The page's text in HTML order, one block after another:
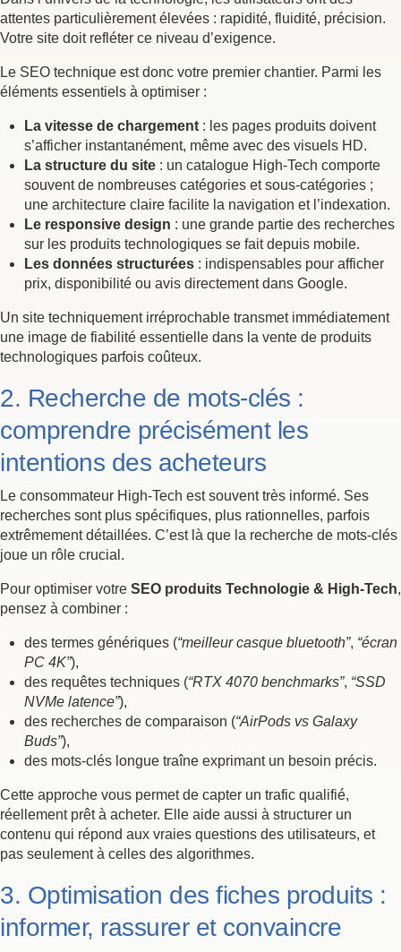
attentes particulièrement élevées : rapidité, fluidité, précision.
Votre site doit refléter ce niveau d’exigence.
Le SEO technique est donc votre premier chantier. Parmi les
éléments essentiels à optimiser :
La vitesse de chargement : les pages produits doivent
s’afficher instantanément, même avec des visuels HD.
La structure du site : un catalogue High-Tech comporte
souvent de nombreuses catégories et sous-catégories ;
une architecture claire facilite la navigation et l’indexation.
Le responsive design : une grande partie des recherches
sur les produits technologiques se fait depuis mobile.
Les données structurées : indispensables pour afficher
prix, disponibilité ou avis directement dans Google.
Un site techniquement irréprochable transmet immédiatement
une image de fiabilité essentielle dans la vente de produits
technologiques parfois coûteux.
2. Recherche de mots-clés :
comprendre précisément les
intentions des acheteurs
Le consommateur High-Tech est souvent très informé. Ses
recherches sont plus spécifiques, plus rationnelles, parfois
extrêmement détaillées. C’est là que la recherche de mots-clés
joue un rôle crucial.
Pour optimiser votre SEO produits Technologie & High-Tech,
pensez à combiner :
des termes génériques (“meilleur casque bluetooth”, “écran
PC 4K”),
des requêtes techniques (“RTX 4070 benchmarks”, “SSD
NVMe latence”),
des recherches de comparaison (“AirPods vs Galaxy
Buds”),
des mots-clés longue traîne exprimant un besoin précis.
Cette approche vous permet de capter un trafic qualifié,
réellement prêt à acheter. Elle aide aussi à structurer un
contenu qui répond aux vraies questions des utilisateurs, et
pas seulement à celles des algorithmes.
3. Optimisation des fiches produits :
informer, rassurer et convaincre